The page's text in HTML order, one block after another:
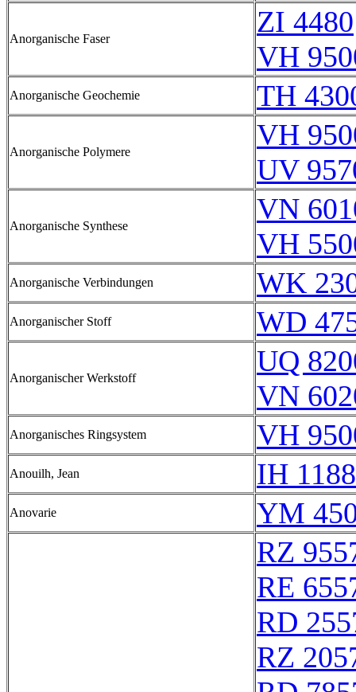
Anorganische Faser
ZI 4480
VH
Anorganische Geochemie TH
Anorganische Polymere
VH
UV
Anorganische Synthese
VN
VH
Anorganische Verbindungen WK
Anorganischer Stoff WD
Anorganischer Werkstoff
UQ
VN
Anorganisches Ringsystem VH
Anouilh, Jean IH
Anovarie
YM
RZ
RE
RD
RZ